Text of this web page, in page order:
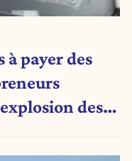
à payer des
des